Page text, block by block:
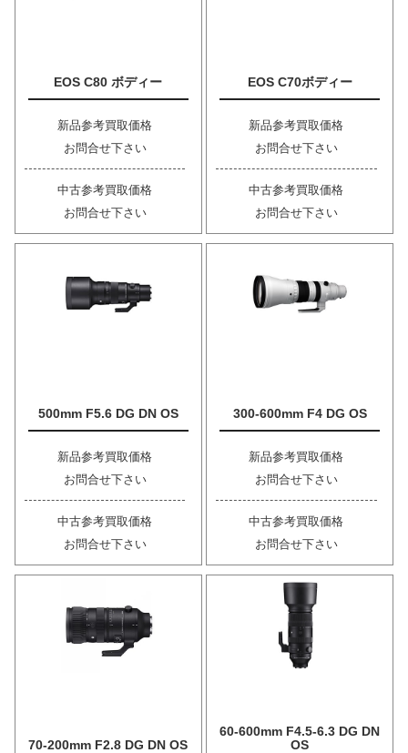
EOS C80 ボディー
新品参考買取価格
お問合せ下さい
中古参考買取価格
お問合せ下さい
EOS C70ボディー
新品参考買取価格
お問合せ下さい
中古参考買取価格
お問合せ下さい
500mm F5.6 DG DN OS
新品参考買取価格
お問合せ下さい
中古参考買取価格
お問合せ下さい
300-600mm F4 DG OS
新品参考買取価格
お問合せ下さい
中古参考買取価格
お問合せ下さい
70-200mm F2.8 DG DN OS
60-600mm F4.5-6.3 DG DN
OS